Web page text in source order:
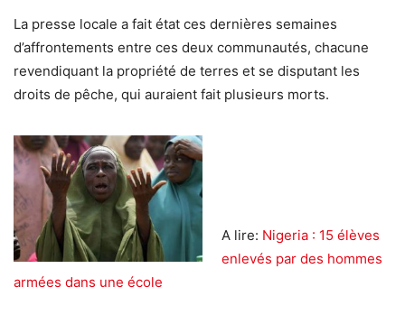
La presse locale a fait état ces dernières semaines
d’affrontements entre ces deux communautés, chacune
revendiquant la propriété de terres et se disputant les
droits de pêche, qui auraient fait plusieurs morts.
A lire: Nigeria : 15 élèves
enlevés par des hommes
armées dans une école